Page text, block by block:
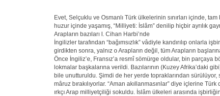
Evet, Selçuklu ve Osmanlı Türk ülkelerinin sınırları içinde, tam
huzur içinde yaşamış, “Milliyeti: İslâm” denilip hiçbir ayrılık
Arapların bazıları I. Cihan Harbi’nde
İngilizler tarafından “bağımsızlık” vâdiyle kandırılıp onlarla
girdikten sonra, yalnız o Arapların değil, tüm Arapların
Önce İngiliz’e, Fransız’a resmî sömürge oldular, bin parçaya
lokmalar başkalarına verildi. Bazılarının (Kuzey Afrika’daki
bile unutturuldu. Şimdi de her yerde topraklarından sürülüyor,
mâruz bırakılıyorlar. “Aman akıllanmasınlar” diye içlerine Türk
ırkçı Arap milliyetçiliği sokuldu. İslâm ülkeleri arasında